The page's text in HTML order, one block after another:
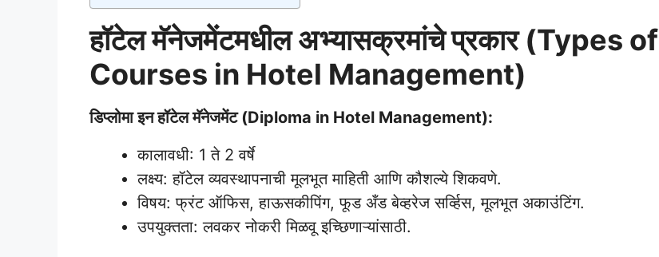
हॉटेल मॅनेजमेंटमधील अभ्यासक्रमांचे प्रकार (Types of
Courses in Hotel Management)
डिप्लोमा इन हॉटेल मॅनेजमेंट (Diploma in Hotel Management):
कालावधी: 1 ते 2 वर्षे
लक्ष्य: हॉटेल व्यवस्थापनाची मूलभूत माहिती आणि कौशल्ये शिकवणे.
विषय: फ्रंट ऑफिस, हाऊसकीपिंग, फूड अँड बेव्हरेज सर्व्हिस, मूलभूत अकाउंटिंग.
उपयुक्तता: लवकर नोकरी मिळवू इच्छिणाऱ्यांसाठी.